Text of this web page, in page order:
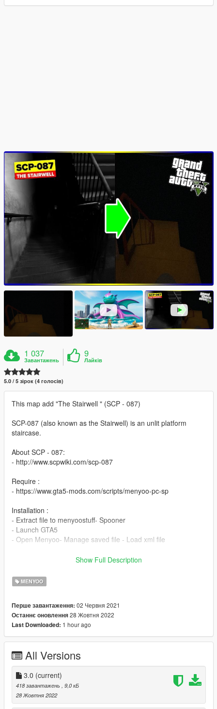
1 037
Завантажень
9
Лайків
5.0 / 5 зірок (4 голосів)
This map add "The Stairwell " (SCP - 087)
SCP-087 (also known as the Stairwell) is an unlit platform
staircase.
About SCP - 087:
- http://www.scpwiki.com/scp-087
Require :
- https://www.gta5-mods.com/scripts/menyoo-pc-sp
Installation :
- Extract file to menyoostuff- Spooner
- Launch GTA5
- Open Menyoo- Manage saved file - Load xml file
- additional features
- More deeper stairs
1.0
- Initial Released
Show Full Description
MENYOO
Перше завантаження: 02 Червня 2021
Останнє оновлення28 Жовтня 2022
Last Downloaded: 1 hour ago
All Versions
3.0 (current)
418 завантажень
, 9,0 кБ
28 Жовтня 2022